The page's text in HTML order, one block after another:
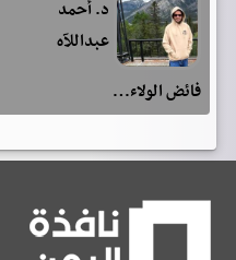
د. أحمد
عبداللآه
فائض الولاء…